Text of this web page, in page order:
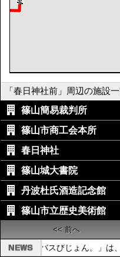
「春日神社前」周辺の施設
篠山簡易裁判所
篠山市商工会本所
春日神社
篠山城大書院
丹波杜氏酒造記念館
篠山市立歴史美術館
<< 前へ
「えきバスびじょん。」は